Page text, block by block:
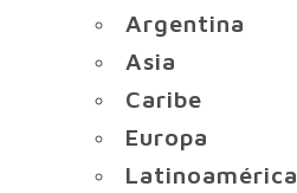
Argentina
Asia
Caribe
Europa
Latinoamérica